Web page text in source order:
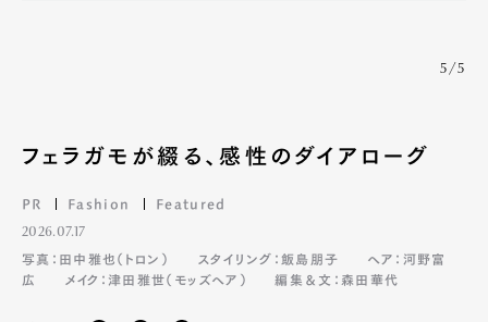
5/5
フェラガモが綴る、感性のダイアローグ
PR Fashion Featured
2026.07.17
写真：田中雅也（トロン）
スタイリング：飯島朋子
ヘア：河野富
広
メイク：津田雅世（モッズヘア） 編集＆文：森田華代